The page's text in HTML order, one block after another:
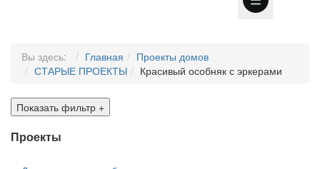
Вы здесь: Главная
Проекты домов
СТАРЫЕ ПРОЕКТЫ
Красивый особняк с эркерами
Показать фильтр +
Проекты